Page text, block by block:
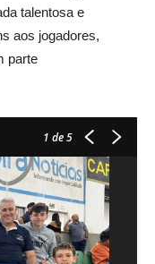
talentosa e
aos jogadores,
parte
1 de 5